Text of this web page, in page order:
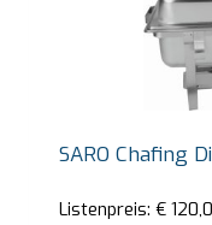
SARO Chafing
Listenpreis: €